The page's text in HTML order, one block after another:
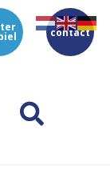
contact